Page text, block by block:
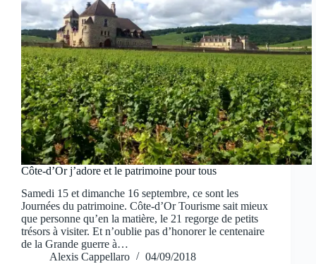
Côte-d’Or j’adore et le patrimoine pour tous
Samedi 15 et dimanche 16 septembre, ce sont les
Journées du patrimoine. Côte-d’Or Tourisme sait mieux
que personne qu’en la matière, le 21 regorge de petits
trésors à visiter. Et n’oublie pas d’honorer le centenaire
de la Grande guerre à…
Alexis Cappellaro
04/09/2018